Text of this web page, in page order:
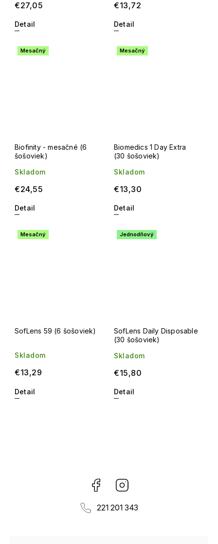
€27,05
Detail
€13,72
Detail
Mesačný
Biofinity - mesačné (6
šošoviek)
Skladom
€24,55
Detail
Mesačný
Biomedics 1 Day Extra
(30 šošoviek)
Skladom
€13,30
Detail
Mesačný
SofLens 59 (6 šošoviek)
Skladom
€13,29
Detail
Jednodňový
SofLens Daily Disposable
(30 šošoviek)
Skladom
€15,80
Detail
Facebook
221 201 343